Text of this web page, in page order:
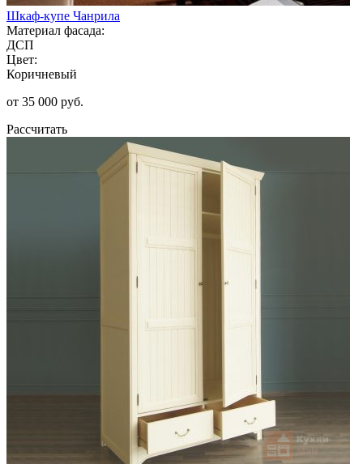
Шкаф-купе Чанрила
Материал фасада:
ДСП
Цвет:
Коричневый
от 35 000 руб.
Рассчитать